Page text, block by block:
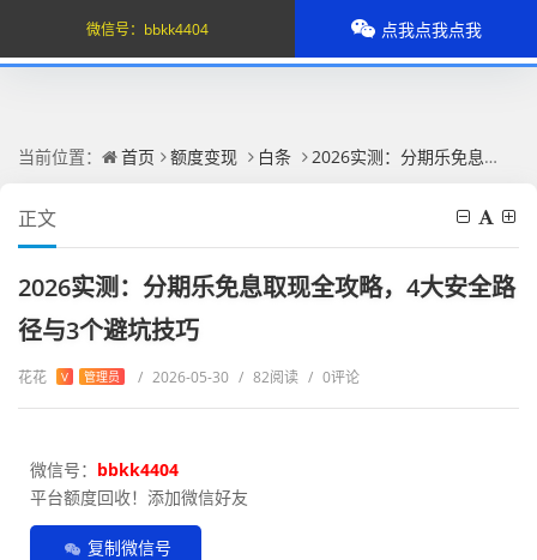
当前位置： 首页 额度变现 白条 2026实测：分期乐免息取现全攻略，4大安全路径与3个避坑技巧
正文
2026实测：分期乐免息取现全攻略，4大安全路
径与3个避坑技巧
花花 V 管理员 / 2026-05-30 / 82阅读 / 0评论
微信号： bbkk4404
平台额度回收！添加微信好友
复制微信号
微信号： bbkk4404 点我点我点我